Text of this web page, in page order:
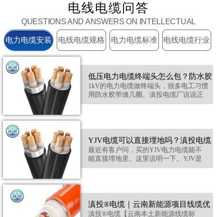
电线电缆问答
QUESTIONS AND ANSWERS ON INTELLECTUAL
PROPERTY
电力电缆安装
低压电力电缆终端头怎么包？防水胶
带够吗
1kV的电力电缆做终端头，很多电工习惯
用防水胶带缠几圈。滇投电缆厂说说正
规做法。低压电缆头可以用热缩管或冷
密的绝缘。冷缩管更方便，抽掉支撑条
就能自动收缩，不用动火。如果临时用
防水胶带，要先用PVC胶带包几层做绝
缘，外面再缠防水胶带。...
YJV电缆可以直接埋地吗？滇投电缆
厂回复
最近有客户问，买的YJV电力电缆能不
能直接埋地里。这里说明一下。YJV是
交联聚乙烯绝缘聚氯乙烯护套电缆，护
面多了一层钢带保护，埋地时不怕土壤
压力和石块挤压。如果已经买了普通
YJV要埋地，得穿保护管，比如PVC管或
滇投®电缆｜云南新能源项目线缆优
滇投®电缆【云南本土新能源线缆标
电线电缆规格 电力电缆标准 电线电缆行业